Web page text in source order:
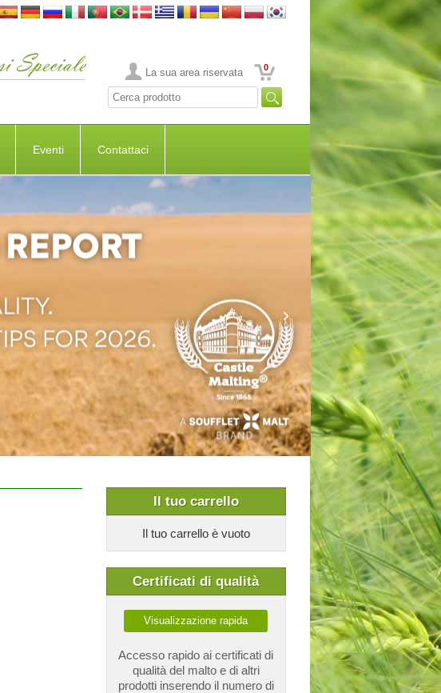
La sua area riservata 0
Eventi Contattaci
Il tuo carrello
Il tuo carrello è vuoto
Сertificati di qualità
Visualizzazione rapida
Accesso rapido ai certificati di
qualità del malto e di altri
prodotti inserendo il numero di